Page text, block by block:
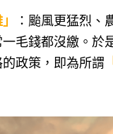
：颱風更猛烈、
毛錢都沒繳。於
政策，即為所謂